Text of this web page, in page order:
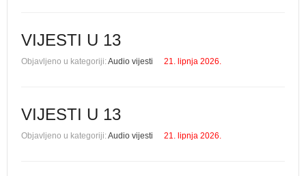
VIJESTI U 13
Objavljeno u kategoriji:Audio vijesti 21. lipnja 2026.
VIJESTI U 13
Objavljeno u kategoriji:Audio vijesti 21. lipnja 2026.